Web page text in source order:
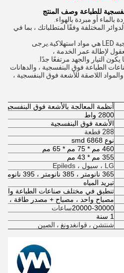
للطباعة وصف المنتج
المختلفة وفقًا لمتطلباتك ، بما في
حبات مصباح الأشعة فوق البنفسجية LED هي مواد استهلاكية.يرجى
لإطالة عمر الخدمة ،
التيار والجهد مرتفعًا جدًا.
الطباعة فوق البنفسجية ، والدهانات
اللاصقة للأشعة فوق البنفسجية ،
أنظمة المعالجة بالأشعة فوق البنفسجية
2800 واط
الأشعة فوق البنفسجية
288 قطعة
نوع 6868 smd
460 مم * 75 مم * 65 مم
355 مم * 43 مم
LG ، سيول ، Epileds
365 نانومتر ، 385 نانومتر ، 395 نانومتر ، 405 نانومتر
تبريد المياه
تنطبق في مختلف صناعات الطباعة
مصباح واحد ، مصباح + مصدر طاقة ،
20000-30000ساعات
1 سنة
شنتشن ، قوانغدونغ ، الصين